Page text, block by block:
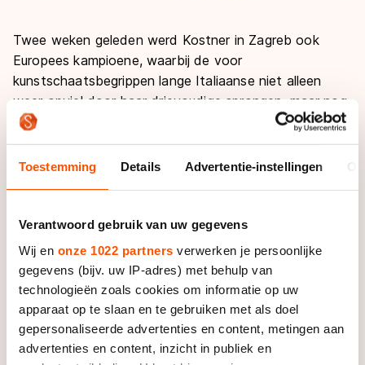
Toestemming Details Advertentie-instellingen
Verantwoord gebruik van uw gegevens
Wij en onze 1022 partners verwerken je persoonlijke
gegevens (bijv. uw IP-adres) met behulp van
technologieën zoals cookies om informatie op uw
apparaat op te slaan en te gebruiken met als doel
gepersonaliseerde advertenties en content, metingen aan
advertenties en content, inzicht in publiek en
Twee weken geleden werd Kostner in Zagreb ook
Europees kampioene, waarbij de voor
kunstschaatsbegrippen lange Italiaanse niet alleen
weer opviel door haar drievoudige sprongen, maar nog
meer door haar bijzondere gratie en elegantie.
Behalve wereldkampioene Kostner heeft ook haar
Helgesson in voor de wedstrijden in Den Haag,
alsmede de Franse ster Mae-Bénénice Meite.
Bij de mannen komen in ieder geval de titelverdediger
van vorig jaar, de Fransman Brian Joubert, voormalig
wereldkampioen, maar ook de nummer twee van het
WK 2011, en de Japanner Takahiko Kuzoka in actie. In